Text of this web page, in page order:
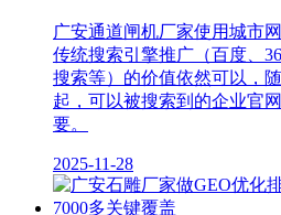
广安通道闸机​厂家使用城市
传统搜索引擎推广（百度、
搜索等）的价值依然可以，
起，可以被搜索到的企业官
要。
2025-11-28